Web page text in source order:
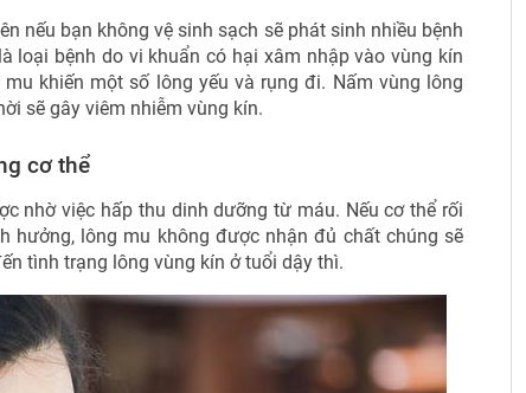
nếu bạn không vệ sinh sạch sẽ phát sinh nhiều bệnh
loại bệnh do vi khuẩn có hại xâm nhập vào vùng kín
khiến một số lông yếu và rụng đi. Nấm vùng lông
sẽ gây viêm nhiễm vùng kín.
cơ thể
nhờ việc hấp thu dinh dưỡng từ máu. Nếu cơ thể rối
hưởng, lông mu không được nhận đủ chất chúng sẽ
tình trạng lông vùng kín ở tuổi dậy thì.